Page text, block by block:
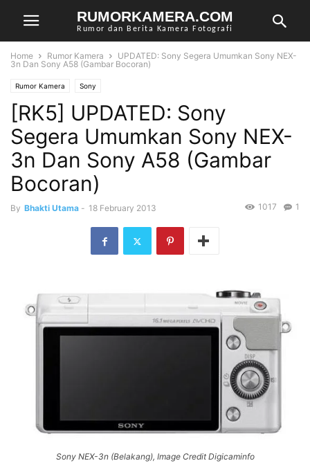
RUMORKAMERA.COM
Rumor dan Berita Kamera Fotografi
Home Rumor Kamera
UPDATED: Sony Segera Umumkan Sony NEX-
3n Dan Sony A58 (Gambar Bocoran)
Rumor Kamera Sony
[RK5] UPDATED: Sony
Segera Umumkan Sony NEX-
3n Dan Sony A58 (Gambar
Bocoran)
By Bhakti Utama - 18 February 2013 1
1017
Sony NEX-3n (Belakang), Image Credit Digicaminfo